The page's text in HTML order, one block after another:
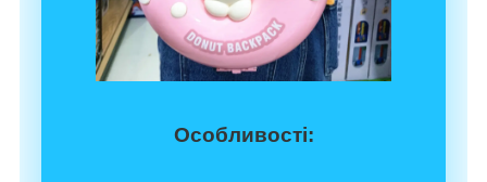
Особливості: